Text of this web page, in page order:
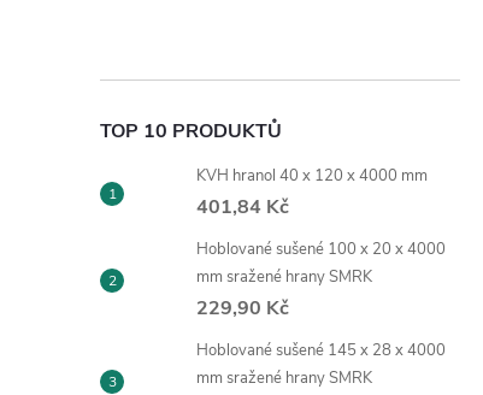
TOP 10 PRODUKTŮ
KVH hranol 40 x 120 x 4000 mm
401,84 Kč
Hoblované sušené 100 x 20 x 4000
mm sražené hrany SMRK
229,90 Kč
Hoblované sušené 145 x 28 x 4000
mm sražené hrany SMRK